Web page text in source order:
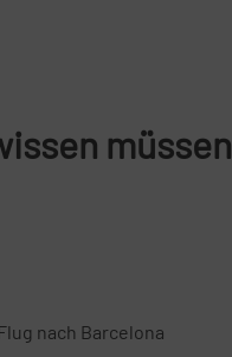
müssen
nach Barcelona